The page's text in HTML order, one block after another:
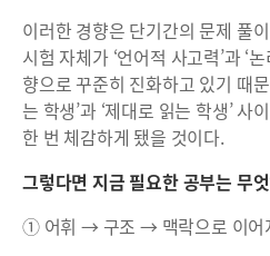
이러한 경향은 단기간의 문제 풀
시험 자체가 ‘언어적 사고력’과 ‘
향으로 꾸준히 진화하고 있기 때
는 학생’과 ‘제대로 읽는 학생’ 사
한 번 체감하게 됐을 것이다.
그렇다면 지금 필요한 공부는 무
① 어휘 → 구조 → 맥락으로 이어